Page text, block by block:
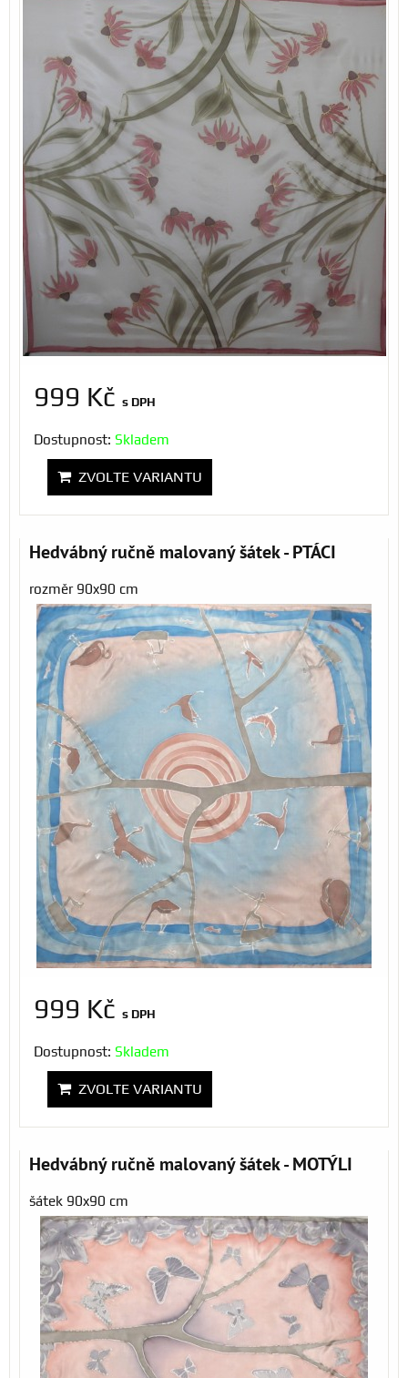
999 Kč s DPH
Dostupnost: Skladem
ZVOLTE VARIANTU
Hedvábný ručně malovaný šátek - PTÁCI
rozměr 90x90 cm
999 Kč s DPH
Dostupnost: Skladem
ZVOLTE VARIANTU
Hedvábný ručně malovaný šátek - MOTÝLI
šátek 90x90 cm